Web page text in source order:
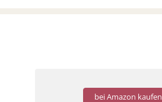
bei Amazon kaufen